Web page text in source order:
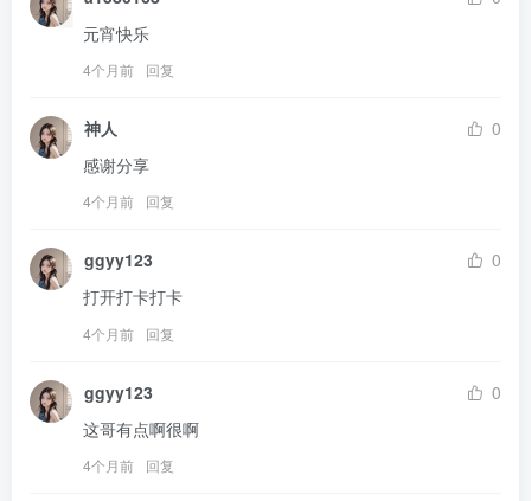
元宵快乐
4个月前 回复
神人
0
感谢分享
4个月前 回复
ggyy123
0
打开打卡打卡
4个月前 回复
ggyy123
0
这哥有点啊很啊
4个月前 回复